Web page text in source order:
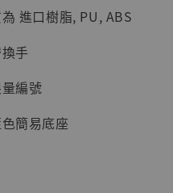
系列蒐藏雕像 布魯
克達摩 [7STARS
Studio]
1,870
進口樹脂, PU, ABS
手
編號
簡易底座